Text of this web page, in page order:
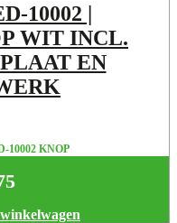
10002 |
WIT INCL.
EN
10002 KNOP